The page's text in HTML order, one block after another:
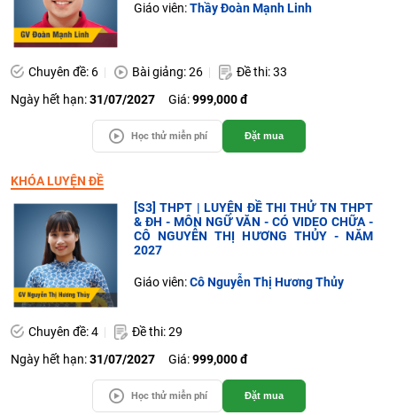
Giáo viên:Thầy Đoàn Mạnh Linh
Chuyên đề: 6 Bài giảng: 26
Đề thi: 33
Ngày hết hạn:31/07/2027 Giá:999,000 đ
Học thử miễn phí Đặt mua
KHÓA LUYỆN ĐỀ
[S3] THPT | LUYỆN ĐỀ THI THỬ TN THPT
& ĐH - MÔN NGỮ VĂN - CÓ VIDEO CHỮA -
CÔ NGUYỄN THỊ HƯƠNG THỦY - NĂM
2027
Giáo viên:Cô Nguyễn Thị Hương Thủy
Chuyên đề: 4
Đề thi: 29
Ngày hết hạn:31/07/2027 Giá:999,000 đ
Học thử miễn phí Đặt mua